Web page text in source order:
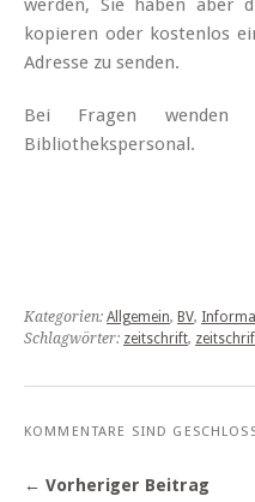
kopieren oder kostenlos
Adresse zu senden.
Bei Fragen
Bibliothekspersonal.
Kategorien: Allgemein, BV,
Schlagwörter: zeitschrift,
KOMMENTARE SIND
← Vorheriger Beitrag